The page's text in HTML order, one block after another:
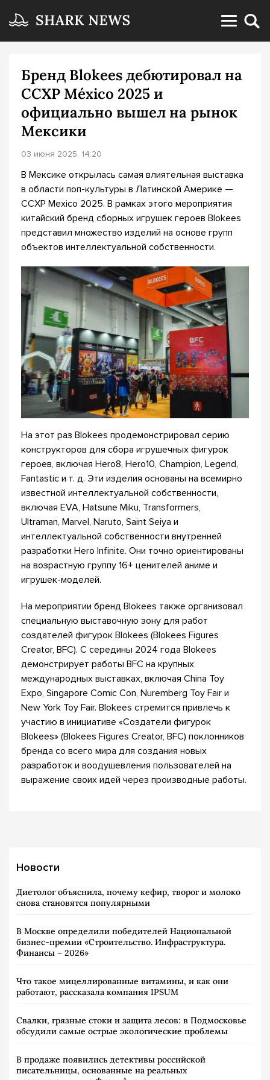
Бренд Blokees дебютировал на
CCXP México 2025 и
официально вышел на рынок
Мексики
03 июня 2025, 14:20
В Мексике открылась самая влиятельная выставка
в области поп-культуры в Латинской Америке —
CCXP Mexico 2025. В рамках этого мероприятия
китайский бренд сборных игрушек героев Blokees
представил множество изделий на основе групп
объектов интеллектуальной собственности.
На этот раз Blokees продемонстрировал серию
конструкторов для сбора игрушечных фигурок
героев, включая Hero8, Hero10, Champion, Legend,
Fantastic и т. д. Эти изделия основаны на всемирно
известной интеллектуальной собственности,
включая EVA, Hatsune Miku, Transformers,
Ultraman, Marvel, Naruto, Saint Seiya и
интеллектуальной собственности внутренней
разработки Hero Infinite. Они точно ориентированы
на возрастную группу 16+ ценителей аниме и
игрушек-моделей.
На мероприятии бренд Blokees также организовал
специальную выставочную зону для работ
создателей фигурок Blokees (Blokees Figures
Creator, BFC). С середины 2024 года Blokees
демонстрирует работы BFC на крупных
международных выставках, включая China Toy
Expo, Singapore Comic Con, Nuremberg Toy Fair и
New York Toy Fair. Blokees стремится привлечь к
участию в инициативе «Создатели фигурок
Blokees» (Blokees Figures Creator, BFC) поклонников
бренда со всего мира для создания новых
разработок и воодушевления пользователей на
выражение своих идей через производные работы.
Новости
Диетолог объяснила, почему кефир, творог и молоко
снова становятся популярными
В Москве определили победителей Национальной
бизнес-премии «Строительство. Инфраструктура.
Финансы – 2026»
Что такое мицеллированные витамины, и как они
работают, рассказала компания IPSUM
Свалки, грязные стоки и защита лесов: в Подмосковье
обсудили самые острые экологические проблемы
В продаже появились детективы российской
писательницы, основанные на реальных